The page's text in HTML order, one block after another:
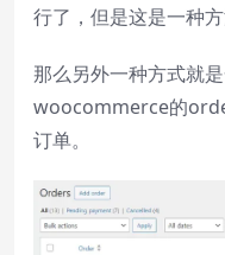
行了，但是这是一种
那么另外一种方式就
woocommerce的
订单。